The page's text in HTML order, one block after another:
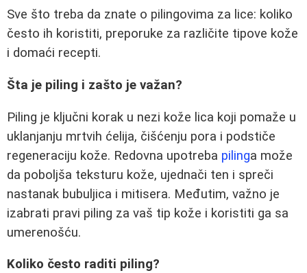
Sve što treba da znate o pilingovima za lice: koliko
često ih koristiti, preporuke za različite tipove kože
i domaći recepti.
Šta je piling i zašto je važan?
Piling je ključni korak u nezi kože lica koji pomaže u
uklanjanju mrtvih ćelija, čišćenju pora i podstiče
regeneraciju kože. Redovna upotreba pilinga može
da poboljša teksturu kože, ujednači ten i spreči
nastanak bubuljica i mitisera. Međutim, važno je
izabrati pravi piling za vaš tip kože i koristiti ga sa
umerenošću.
Koliko često raditi piling?